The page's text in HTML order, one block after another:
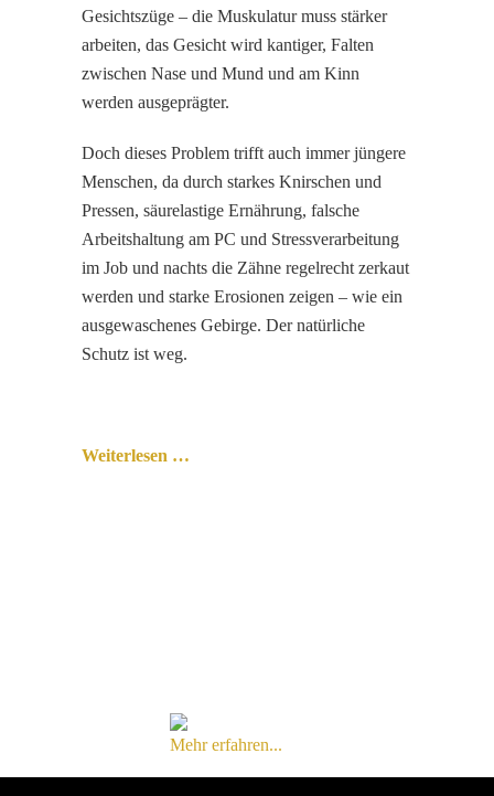
Gesichtszüge – die Muskulatur muss stärker
arbeiten, das Gesicht wird kantiger, Falten
zwischen Nase und Mund und am Kinn
werden ausgeprägter.
Doch dieses Problem trifft auch immer jüngere
Menschen, da durch starkes Knirschen und
Pressen, säurelastige Ernährung, falsche
Arbeitshaltung am PC und Stressverarbeitung
im Job und nachts die Zähne regelrecht zerkaut
werden und starke Erosionen zeigen – wie ein
ausgewaschenes Gebirge. Der natürliche
Schutz ist weg.
Weiterlesen …
Mehr erfahren...